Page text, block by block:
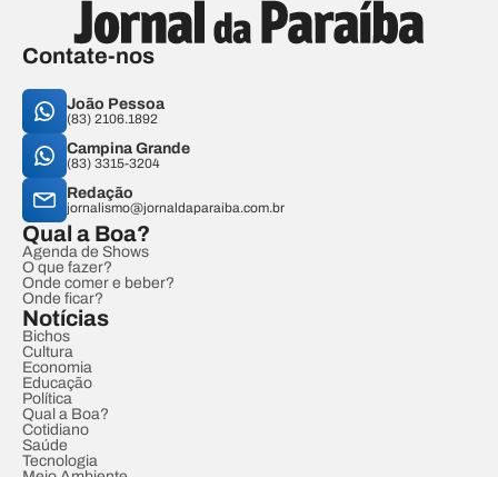
Contate-nos
João Pessoa
(83) 2106.1892
Campina Grande
(83) 3315-3204
Redação
jornalismo@jornaldaparaiba.com.br
Qual a Boa?
Agenda de Shows
O que fazer?
Onde comer e beber?
Onde ficar?
Notícias
Bichos
Cultura
Economia
Educação
Política
Qual a Boa?
Cotidiano
Saúde
Tecnologia